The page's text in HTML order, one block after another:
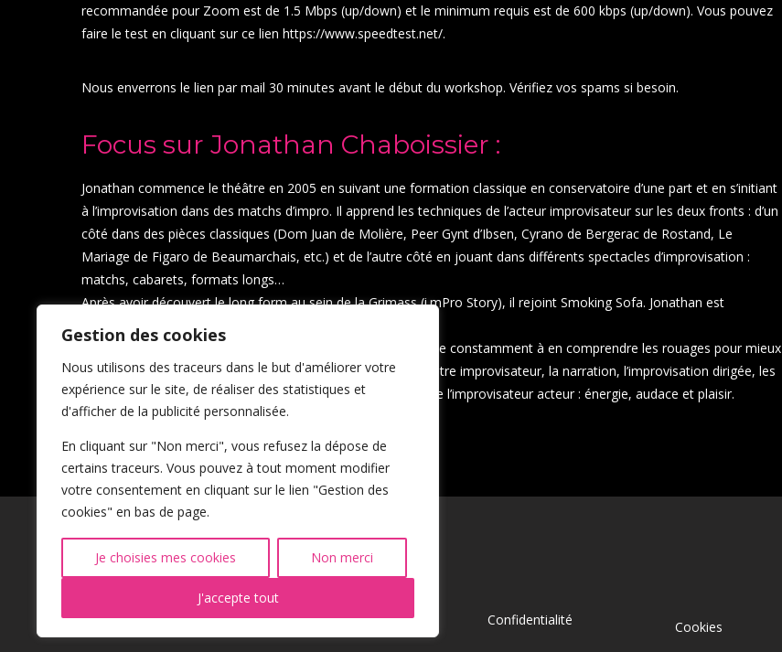
Gestion des cookies
Nous utilisons des traceurs dans le but d'améliorer votre
expérience sur le site, de réaliser des statistiques et
d'afficher de la publicité personnalisée.
En cliquant sur "Non merci", vous refusez la dépose de
certains traceurs. Vous pouvez à tout moment modifier
votre consentement en cliquant sur le lien "Gestion des
cookies" en bas de page.
Je choisies mes cookies Non merci
J'accepte tout
recommandée pour Zoom est de 1.5 Mbps (up/down) et le minimum requis est de 600 kbps (up/down). Vous pouvez
faire le test en cliquant sur ce lien https://www.speedtest.net/.
Nous enverrons le lien par mail 30 minutes avant le début du workshop. Vérifiez vos spams si besoin.
Focus sur Jonathan Chaboissier :
Jonathan commence le théâtre en 2005 en suivant une formation classique en conservatoire d’une part et en s’initiant
à l’improvisation dans des matchs d’impro. Il apprend les techniques de l’acteur improvisateur sur les deux fronts : d’un
côté dans des pièces classiques (Dom Juan de Molière, Peer Gynt d’Ibsen, Cyrano de Bergerac de Rostand, Le
Mariage de Figaro de Beaumarchais, etc.) et de l’autre côté en jouant dans différents spectacles d’improvisation :
matchs, cabarets, formats longs…
Après avoir découvert le long form au sein de la Grimass (i.mPro Story), il rejoint Smoking Sofa. Jonathan est
formateur aux Impronautes.
Jonathan a un regard analytique sur l’improvisation et cherche constamment à en comprendre les rouages pour mieux
la modéliser. Ses thèmes de prédilection sont l’interaction entre improvisateur, la narration, l’improvisation dirigée, les
genres « »geeks » » (fantasy, SF, super héros) et l’attitude de l’improvisateur acteur : énergie, audace et plaisir.
Confidentialité Cookies